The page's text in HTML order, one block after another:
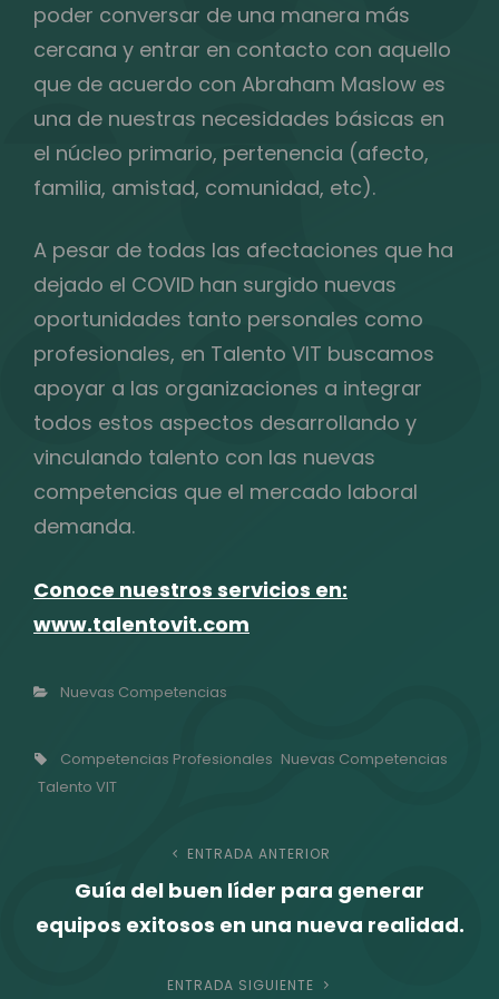
poder conversar de una manera más
cercana y entrar en contacto con aquello
que de acuerdo con Abraham Maslow es
una de nuestras necesidades básicas en
el núcleo primario, pertenencia (afecto,
familia, amistad, comunidad, etc).
A pesar de todas las afectaciones que ha
dejado el COVID han surgido nuevas
oportunidades tanto personales como
profesionales, en Talento VIT buscamos
apoyar a las organizaciones a integrar
todos estos aspectos desarrollando y
vinculando talento con las nuevas
competencias que el mercado laboral
demanda.
Conoce nuestros servicios en:
www.talentovit.com
Categorías
Nuevas Competencias
Etiquetas,
Competencias Profesionales Nuevas Competencias
Talento VIT
Navegación
de
entradas
Entrada
anterior
ENTRADA ANTERIOR
Guía del buen líder para generar
equipos exitosos en una nueva realidad.
Entrada
ENTRADA SIGUIENTE